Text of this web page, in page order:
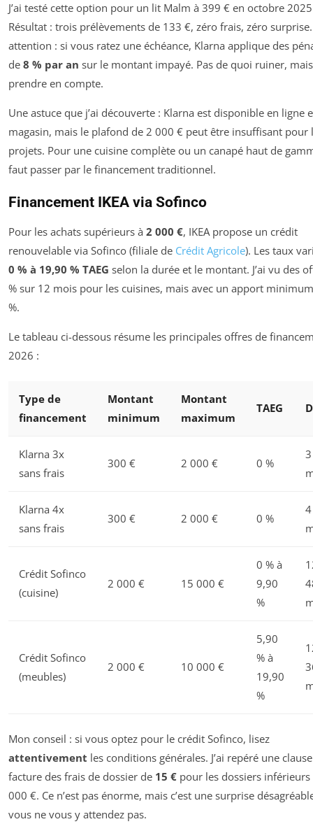
J’ai testé cette option pour un lit Malm à 399 € en octobre
Résultat : trois prélèvements de 133 €, zéro frais, zéro
attention : si vous ratez une échéance, Klarna applique des
de 8 % par an sur le montant impayé. Pas de quoi ruiner,
prendre en compte.
Une astuce que j’ai découverte : Klarna est disponible en ligne
magasin, mais le plafond de 2 000 € peut être insuffisant pour
projets. Pour une cuisine complète ou un canapé haut de
faut passer par le financement traditionnel.
Financement IKEA via Sofinco
Pour les achats supérieurs à 2 000 €, IKEA propose un crédit
renouvelable via Sofinco (filiale de Crédit Agricole). Les taux
0 % à 19,90 % TAEG selon la durée et le montant. J’ai vu des
% sur 12 mois pour les cuisines, mais avec un apport
%.
Le tableau ci-dessous résume les principales offres de
2026 :
Type de
financement
Montant
minimum
Montant
maximum
TAEG
Klarna 3x
sans frais
300 € 2 000 € 0 %
3
Klarna 4x
sans frais
300 € 2 000 € 0 %
4
Crédit Sofinco
(cuisine)
2 000 € 15 000 €
0 % à
9,90
%
Crédit Sofinco
(meubles)
2 000 € 10 000 €
5,90
% à
19,90
%
Mon conseil : si vous optez pour le crédit Sofinco, lisez
attentivement les conditions générales. J’ai repéré une
facture des frais de dossier de 15 € pour les dossiers inférieurs
000 €. Ce n’est pas énorme, mais c’est une surprise
vous ne vous y attendez pas.